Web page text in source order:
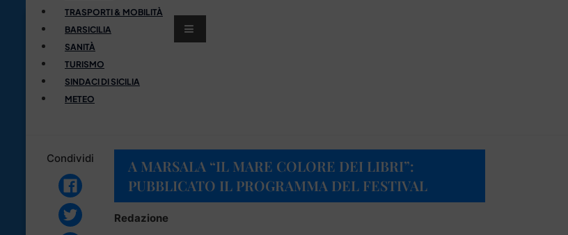
TRASPORTI & MOBILITÀ
BARSICILIA
SANITÀ
TURISMO
SINDACI DI SICILIA
METEO
Condividi
A MARSALA “IL MARE COLORE DEI LIBRI”:
PUBBLICATO IL PROGRAMMA DEL FESTIVAL
Redazione